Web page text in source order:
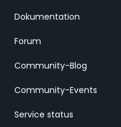
Dokumentation
Forum
Community-Blog
Community-Events
Service status